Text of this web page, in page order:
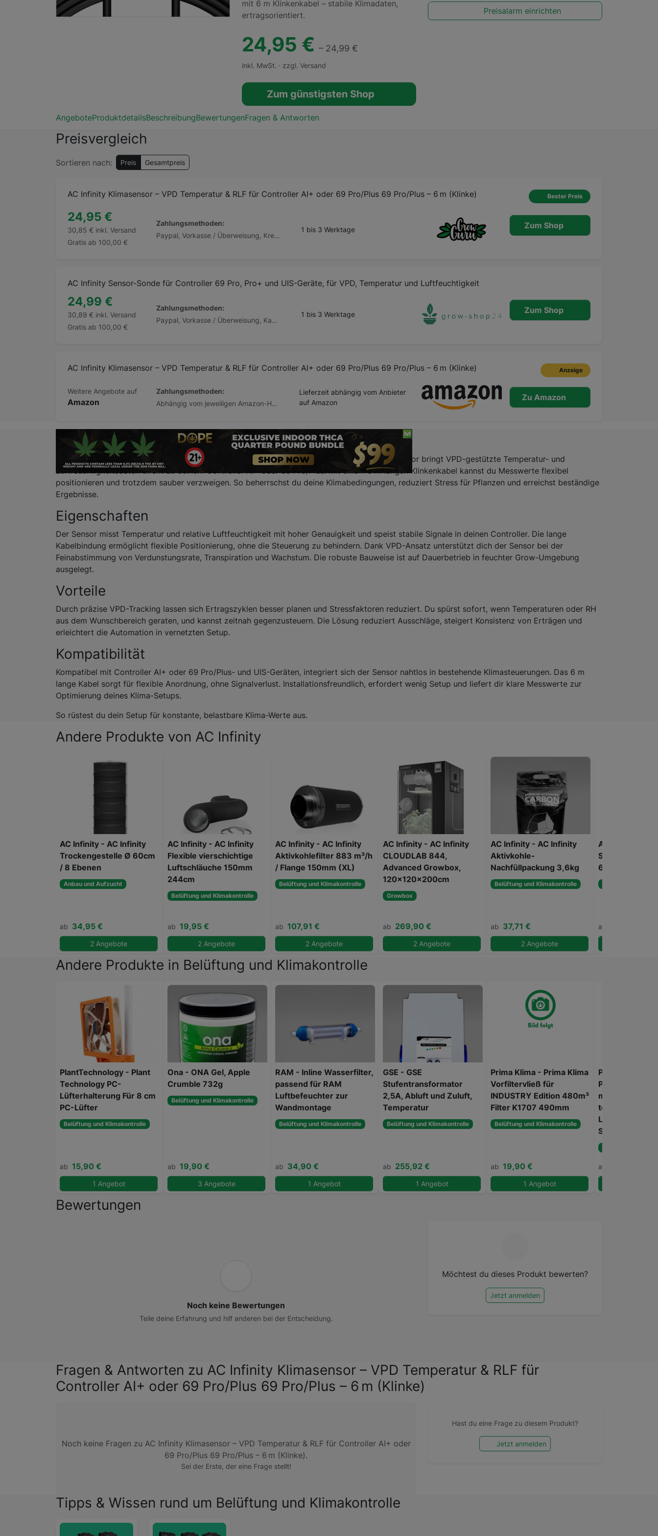
mit 6 m Klinkenkabel – stabile Klimadaten,
ertragsorientiert.
24,95 € – 24,99 €
inkl. MwSt. · zzgl. Versand
Zum günstigsten Shop
Preisalarm einrichten
AngeboteProduktdetailsBeschreibungBewertungenFragen & Antworten
Preisvergleich
Sortieren nach: Preis Gesamtpreis
AC Infinity Klimasensor – VPD Temperatur & RLF für Controller AI+ oder 69 Pro/Plus 69 Pro/Plus – 6 m (Klinke) Bester Preis
24,95 €
30,85 € inkl. Versand
Gratis ab 100,00 €
Zahlungsmethoden:
Paypal, Vorkasse / Überweisung, Kreditkarte, Klarna, Klarna Ratenkauf, Giropay, Apple Pay, Google Pay, Barzahlung
1 bis 3 Werktage Zum Shop
AC Infinity Sensor-Sonde für Controller 69 Pro, Pro+ und UIS-Geräte, für VPD, Temperatur und Luftfeuchtigkeit
24,99 €
30,89 € inkl. Versand
Gratis ab 100,00 €
Zahlungsmethoden:
Paypal, Vorkasse / Überweisung, Kauf auf Rechnung, Klarna Sofortüberweisung, Kreditkarte, Amazon Pay, Barzahlung Barzahlen.de
1 bis 3 Werktage Zum Shop
AC Infinity Klimasensor – VPD Temperatur & RLF für Controller AI+ oder 69 Pro/Plus 69 Pro/Plus – 6 m (Klinke) Anzeige
Weitere Angebote auf
Amazon
Zahlungsmethoden:
Abhängig vom jeweiligen Amazon-Händler
Lieferzeit abhängig vom Anbieter
auf Amazon
Zu Amazon
Beschreibung
Du willst ein präzises, zuverlässiges Klima in deiner Grow-Umgebung? Der AC Infinity Klimasensor bringt VPD-gestützte Temperatur- und
Luftfeuchtigkeitsdaten direkt zu deinem Controller AI+ oder 69 Pro/Plus. Mit einem 6 m langen Klinkenkabel kannst du Messwerte flexibel
positionieren und trotzdem sauber verzweigen. So beherrschst du deine Klimabedingungen, reduziert Stress für Pflanzen und erreichst beständige
Ergebnisse.
Eigenschaften
Der Sensor misst Temperatur und relative Luftfeuchtigkeit mit hoher Genauigkeit und speist stabile Signale in deinen Controller. Die lange
Kabelbindung ermöglicht flexible Positionierung, ohne die Steuerung zu behindern. Dank VPD-Ansatz unterstützt dich der Sensor bei der
Feinabstimmung von Verdunstungsrate, Transpiration und Wachstum. Die robuste Bauweise ist auf Dauerbetrieb in feuchter Grow-Umgebung
ausgelegt.
Vorteile
Durch präzise VPD-Tracking lassen sich Ertragszyklen besser planen und Stressfaktoren reduziert. Du spürst sofort, wenn Temperaturen oder RH
aus dem Wunschbereich geraten, und kannst zeitnah gegenzusteuern. Die Lösung reduziert Ausschläge, steigert Konsistenz von Erträgen und
erleichtert die Automation in vernetzten Setup.
Kompatibilität
Kompatibel mit Controller AI+ oder 69 Pro/Plus- und UIS-Geräten, integriert sich der Sensor nahtlos in bestehende Klimasteuerungen. Das 6 m
lange Kabel sorgt für flexible Anordnung, ohne Signalverlust. Installationsfreundlich, erfordert wenig Setup und liefert dir klare Messwerte zur
Optimierung deines Klima-Setups.
So rüstest du dein Setup für konstante, belastbare Klima-Werte aus.
Andere Produkte von AC Infinity
AC Infinity - AC Infinity
Trockengestelle Ø 60cm
/ 8 Ebenen
Anbau und Aufzucht
ab 34,95 €
2 Angebote
AC Infinity - AC Infinity
Flexible vierschichtige
Luftschläuche 150mm
244cm
Belüftung und Klimakontrolle
ab 19,95 €
2 Angebote
AC Infinity - AC Infinity
Aktivkohlefilter 883 m³/h
/ Flange 150mm (XL)
Belüftung und Klimakontrolle
ab 107,91 €
2 Angebote
AC Infinity - AC Infinity
CLOUDLAB 844,
Advanced Growbox,
120x120x200cm
Growbox
ab 269,90 €
2 Angebote
AC Infinity - AC Infinity
Aktivkohle-
Nachfüllpackung 3,6kg
Belüftung und Klimakontrolle
ab 37,71 €
2 Angebote
AC Infinity -
Scrog Netz
60cm
ab
Andere Produkte in Belüftung und Klimakontrolle
PlantTechnology - Plant
Technology PC-
Lüfterhalterung Für 8 cm
PC-Lüfter
Belüftung und Klimakontrolle
ab 15,90 €
1 Angebot
Ona - ONA Gel, Apple
Crumble 732g
Belüftung und Klimakontrolle
ab 19,90 €
3 Angebote
RAM - Inline Wasserfilter,
passend für RAM
Luftbefeuchter zur
Wandmontage
Belüftung und Klimakontrolle
ab 34,90 €
1 Angebot
GSE - GSE
Stufentransformator
2,5A, Abluft und Zuluft,
Temperatur
Belüftung und Klimakontrolle
ab 255,92 €
1 Angebot
Prima Klima - Prima Klima
Vorfiltervließ für
INDUSTRY Edition 480m³
Filter K1707 490mm
Belüftung und Klimakontrolle
ab 19,90 €
1 Angebot
Prima Klima -
Premium
m³/h, 100mm,
Lüfter, PKVS-
Set
ab
Bewertungen
Noch keine Bewertungen
Teile deine Erfahrung und hilf anderen bei der Entscheidung.
Möchtest du dieses Produkt bewerten?
Jetzt anmelden
Fragen & Antworten zu AC Infinity Klimasensor – VPD Temperatur & RLF für
Controller AI+ oder 69 Pro/Plus 69 Pro/Plus – 6 m (Klinke)
Noch keine Fragen zu AC Infinity Klimasensor – VPD Temperatur & RLF für Controller AI+ oder
69 Pro/Plus 69 Pro/Plus – 6 m (Klinke).
Sei der Erste, der eine Frage stellt!
Hast du eine Frage zu diesem Produkt?
Jetzt anmelden
Tipps & Wissen rund um Belüftung und Klimakontrolle